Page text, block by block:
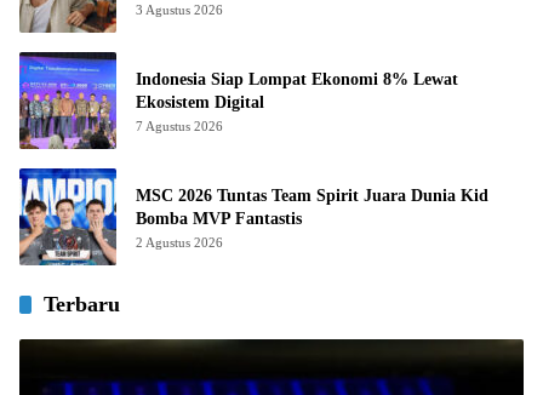
3 Agustus 2026
Indonesia Siap Lompat Ekonomi 8% Lewat
Ekosistem Digital
7 Agustus 2026
MSC 2026 Tuntas Team Spirit Juara Dunia Kid
Bomba MVP Fantastis
2 Agustus 2026
Terbaru